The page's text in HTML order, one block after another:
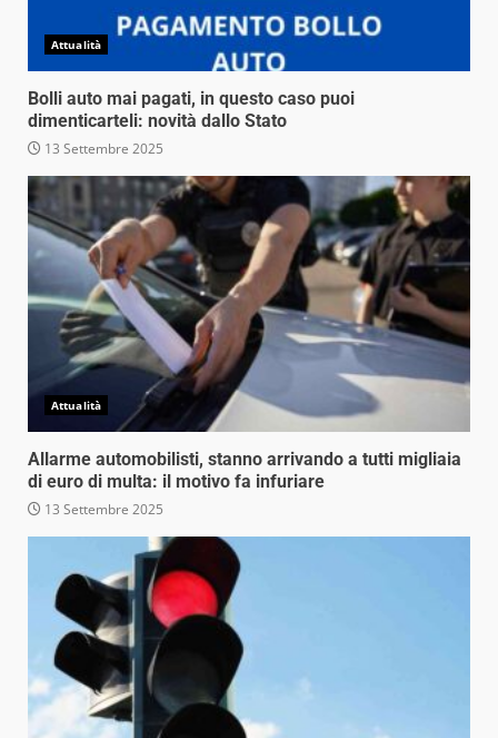
Attualità
Bolli auto mai pagati, in questo caso puoi
dimenticarteli: novità dallo Stato
13 Settembre 2025
Attualità
Allarme automobilisti, stanno arrivando a tutti migliaia
di euro di multa: il motivo fa infuriare
13 Settembre 2025